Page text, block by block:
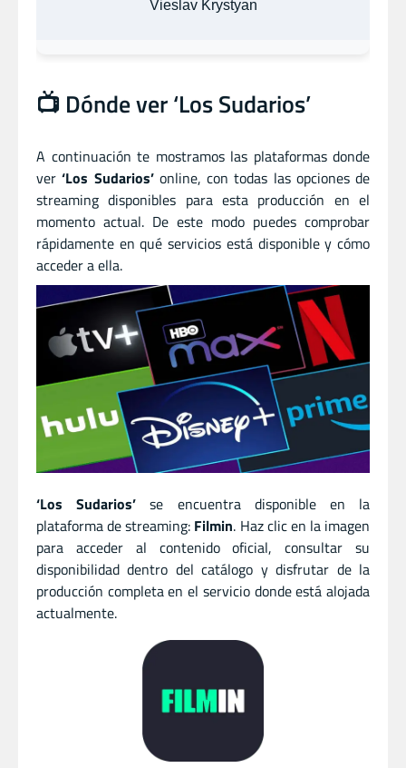
Vieslav Krystyan
📺 Dónde ver ‘Los Sudarios’
A continuación te mostramos las plataformas donde
ver‘Los Sudarios’online, con todas las opciones de
streaming disponibles para esta producción en el
momento actual. De este modo puedes comprobar
rápidamente en qué servicios está disponible y cómo
acceder a ella.
‘Los Sudarios’ se encuentra disponible en la
plataforma de streaming: Filmin. Haz clic en la imagen
para acceder al contenido oficial, consultar su
disponibilidad dentro del catálogo y disfrutar de la
producción completa en el servicio donde está alojada
actualmente.